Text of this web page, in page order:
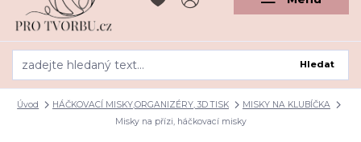
Hledat
Úvod HÁČKOVACÍ MISKY,ORGANIZÉRY, 3D TISK
MISKY NA KLUBÍČKA
Misky na přízi, háčkovací misky